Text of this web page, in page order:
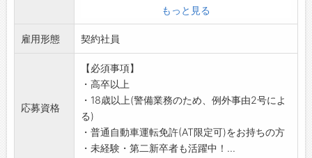
被害拡大の防止が目的。
いち早く異常の兆候を発見することが重要で、
犯人逮捕や撃退が目的ではありません。
【具体的には】
(1)緊急対処
各種建物センサーに何らかの異常(侵入・設備異
常・火災・救急など)が発生した際に、コントロ
ールセンターから指示のもと対応
(2)ATM障害対応
金融機関のATM(現金自動預払機)に障害が発生
もっと見る
雇用形態 契約社員
応募資格
【必須事項】
・高卒以上
・18歳以上(警備業務のため、例外事由2号によ
る)
・普通自動車運転免許(AT限定可)をお持ちの方
・未経験・第二新卒者も活躍中！...